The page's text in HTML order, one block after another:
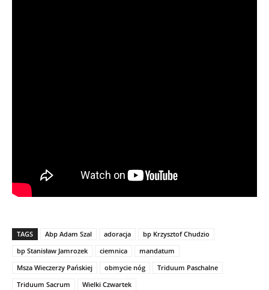
TAGS Abp Adam Szal adoracja
bp Krzysztof Chudzio
bp Stanisław Jamrozek
ciemnica
mandatum
Msza Wieczerzy Pańskiej
obmycie nóg
Triduum Paschalne
Triduum Sacrum
Wielki Czwartek